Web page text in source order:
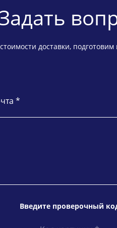
доставки,
*
Введите проверочный